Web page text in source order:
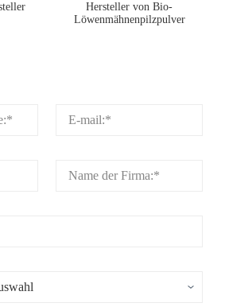
Hersteller von Bio-
Löwenmähnenpilzpulver